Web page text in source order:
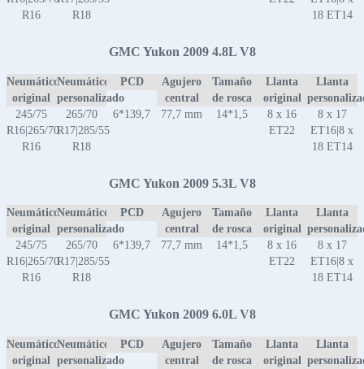
R16
R18
18 ET14
GMC Yukon 2009 4.8L V8
Neumático
original
Neumático
personalizado
PCD
Agujero
central
Tamaño
de rosca
Llanta
original
Llanta
245/75
R16|265/70
R16
265/70
R17|285/55
R18
6*139,7 77,7 mm 14*1,5
8 x 16
ET22
8 x 17
ET16|8 x
18 ET14
GMC Yukon 2009 5.3L V8
Neumático
original
Neumático
personalizado
PCD
Agujero
central
Tamaño
de rosca
Llanta
original
Llanta
245/75
R16|265/70
R16
265/70
R17|285/55
R18
6*139,7 77,7 mm 14*1,5
8 x 16
ET22
8 x 17
ET16|8 x
18 ET14
GMC Yukon 2009 6.0L V8
Neumático
original
Neumático
personalizado
PCD
Agujero
central
Tamaño
de rosca
Llanta
original
Llanta